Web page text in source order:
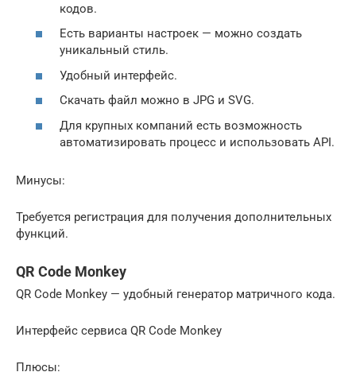
кодов.
Есть варианты настроек — можно создать
уникальный стиль.
Удобный интерфейс.
Скачать файл можно в JPG и SVG.
Для крупных компаний есть возможность
автоматизировать процесс и использовать API.
Минусы:
Требуется регистрация для получения дополнительных
функций.
QR Code Monkey
QR Code Monkey — удобный генератор матричного кода.
Интерфейс сервиса QR Code Monkey
Плюсы: